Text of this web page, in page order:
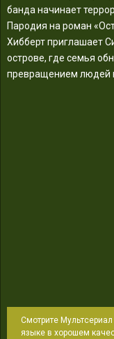
банда начинает
Пародия на роман
Хибберт приглашает
острове, где семья
превращением людей
Смотрите
языке в хорошем